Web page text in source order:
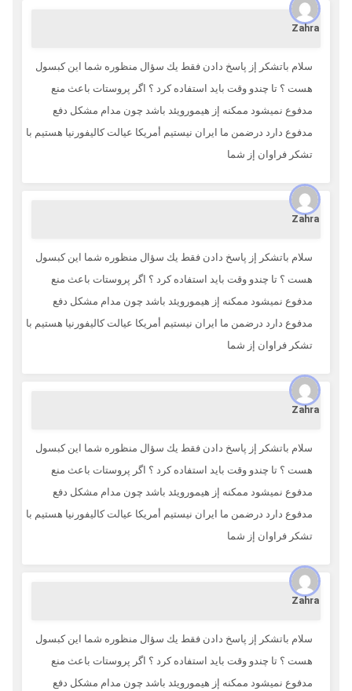
Zahra
سلام باتشكر إز پاسخ دادن فقط يك سؤال منظوره شما اين كبسول
هست ؟ تا چندو وقت بايد استفاده كرد ؟ اگر پروستات باعث منع
مدفوع نميشود ممكنه إز هيمورويئد باشد چون مدام مشكل دفع
مدفوع دارد درضمن ما ايران نيستيم أمريكا عيالت كاليفورنيا هستيم با
تشكر فراوان إز شما
Zahra
سلام باتشكر إز پاسخ دادن فقط يك سؤال منظوره شما اين كبسول
هست ؟ تا چندو وقت بايد استفاده كرد ؟ اگر پروستات باعث منع
مدفوع نميشود ممكنه إز هيمورويئد باشد چون مدام مشكل دفع
مدفوع دارد درضمن ما ايران نيستيم أمريكا عيالت كاليفورنيا هستيم با
تشكر فراوان إز شما
Zahra
سلام باتشكر إز پاسخ دادن فقط يك سؤال منظوره شما اين كبسول
هست ؟ تا چندو وقت بايد استفاده كرد ؟ اگر پروستات باعث منع
مدفوع نميشود ممكنه إز هيمورويئد باشد چون مدام مشكل دفع
مدفوع دارد درضمن ما ايران نيستيم أمريكا عيالت كاليفورنيا هستيم با
تشكر فراوان إز شما
Zahra
سلام باتشكر إز پاسخ دادن فقط يك سؤال منظوره شما اين كبسول
هست ؟ تا چندو وقت بايد استفاده كرد ؟ اگر پروستات باعث منع
مدفوع نميشود ممكنه إز هيمورويئد باشد چون مدام مشكل دفع